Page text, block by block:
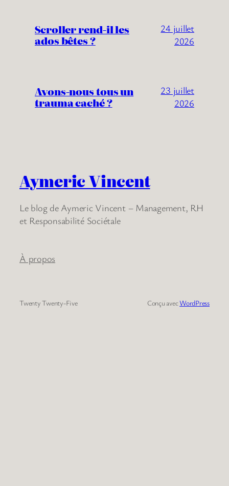
Scroller rend-il les
ados bêtes ?
24 juillet
2026
Avons-nous tous un
trauma caché ?
23 juillet
2026
Aymeric Vincent
Le blog de Aymeric Vincent – Management, RH
et Responsabilité Sociétale
À propos
Twenty Twenty-Five Conçu avecWordPress